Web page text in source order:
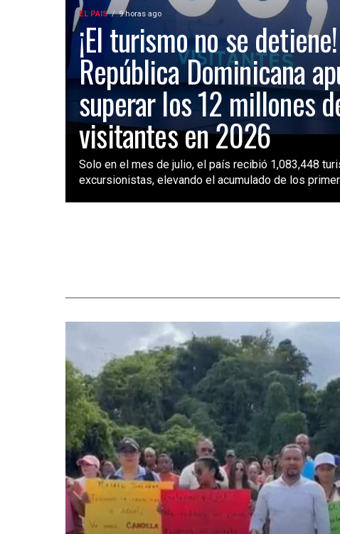
EL PAIS 9 horas ago
¡El turismo no se detiene!
República Dominicana
superar los 12 millones
visitantes en 2026
Solo en el mes de julio, el país recibió 1,083,448
excursionistas, elevando el acumulado de los